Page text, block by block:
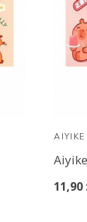
AIYIKE
11,90